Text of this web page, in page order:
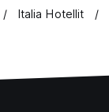
Italia Hotellit